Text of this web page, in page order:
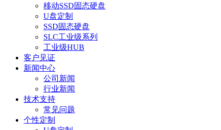
移动SSD固态硬盘
U盘定制
SSD固态硬盘
SLC工业级系列
工业级HUB
客户见证
新闻中心
公司新闻
行业新闻
技术支持
常见问题
个性定制